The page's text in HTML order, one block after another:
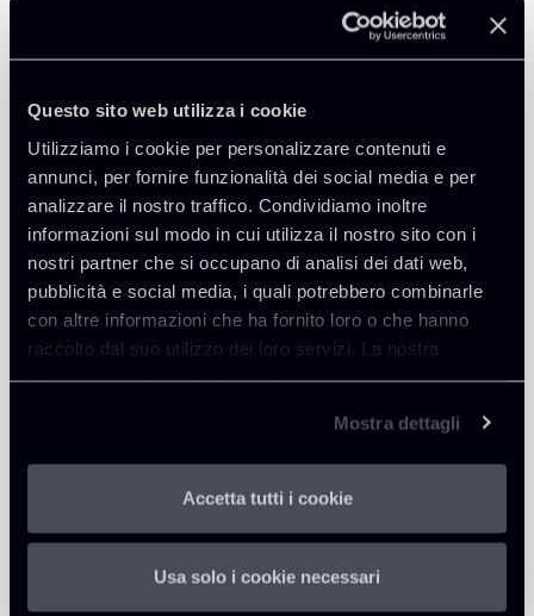
Questo sito web utilizza i cookie
Utilizziamo i cookie per personalizzare contenuti e
annunci, per fornire funzionalità dei social media e per
analizzare il nostro traffico. Condividiamo inoltre
informazioni sul modo in cui utilizza il nostro sito con i
nostri partner che si occupano di analisi dei dati web,
pubblicità e social media, i quali potrebbero combinarle
con altre informazioni che ha fornito loro o che hanno
raccolto dal suo utilizzo dei loro servizi. La nostra
informativa privacy è disponibilequi.
Mostra dettagli
Accetta tutti i cookie
Usa solo i cookie necessari
newsletter-MiCAR-23-giugno-
2023_1.pdf
128 Kb